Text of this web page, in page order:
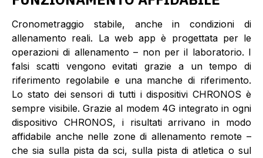
Cronometraggio stabile, anche in condizioni di
allenamento reali. La web app è progettata per le
operazioni di allenamento – non per il laboratorio. I
falsi scatti vengono evitati grazie a un tempo di
riferimento regolabile e una manche di riferimento.
Lo stato dei sensori di tutti i dispositivi CHRONOS è
sempre visibile. Grazie al modem 4G integrato in ogni
dispositivo CHRONOS, i risultati arrivano in modo
affidabile anche nelle zone di allenamento remote –
che sia sulla pista da sci, sulla pista di atletica o sul